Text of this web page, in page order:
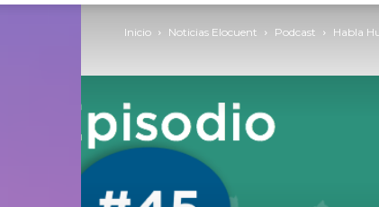
Inicio Noticias Elocuent Podcast Habla